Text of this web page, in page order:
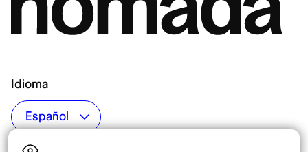
Idioma
Top destinos